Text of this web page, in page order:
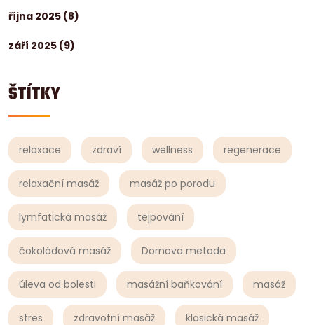
října 2025 (8)
září 2025 (9)
ŠTÍTKY
relaxace zdraví wellness regenerace
relaxační masáž masáž po porodu
lymfatická masáž tejpování
čokoládová masáž Dornova metoda
úleva od bolesti masážní baňkování masáž
stres zdravotní masáž klasická masáž